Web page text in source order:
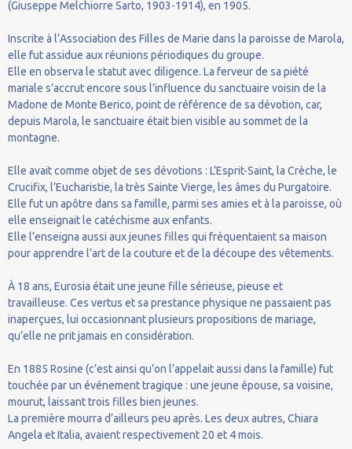
(Giuseppe Melchiorre Sarto, 1903-1914), en 1905.
Inscrite à l’Association des Filles de Marie dans la paroisse de Marola,
elle fut assidue aux réunions périodiques du groupe.
Elle en observa le statut avec diligence. La ferveur de sa piété
mariale s’accrut encore sous l’influence du sanctuaire voisin de la
Madone de Monte Berico, point de référence de sa dévotion, car,
depuis Marola, le sanctuaire était bien visible au sommet de la
montagne.
Elle avait comme objet de ses dévotions : L’Esprit-Saint, la Crèche, le
Crucifix, l’Eucharistie, la très Sainte Vierge, les âmes du Purgatoire.
Elle fut un apôtre dans sa famille, parmi ses amies et à la paroisse, où
elle enseignait le catéchisme aux enfants.
Elle l’enseigna aussi aux jeunes filles qui fréquentaient sa maison
pour apprendre l’art de la couture et de la découpe des vêtements.
À 18 ans, Eurosia était une jeune fille sérieuse, pieuse et
travailleuse. Ces vertus et sa prestance physique ne passaient pas
inaperçues, lui occasionnant plusieurs propositions de mariage,
qu’elle ne prit jamais en considération.
En 1885 Rosine (c’est ainsi qu’on l’appelait aussi dans la famille) fut
touchée par un événement tragique : une jeune épouse, sa voisine,
mourut, laissant trois filles bien jeunes.
La première mourra d’ailleurs peu après. Les deux autres, Chiara
Angela et Italia, avaient respectivement 20 et 4 mois.